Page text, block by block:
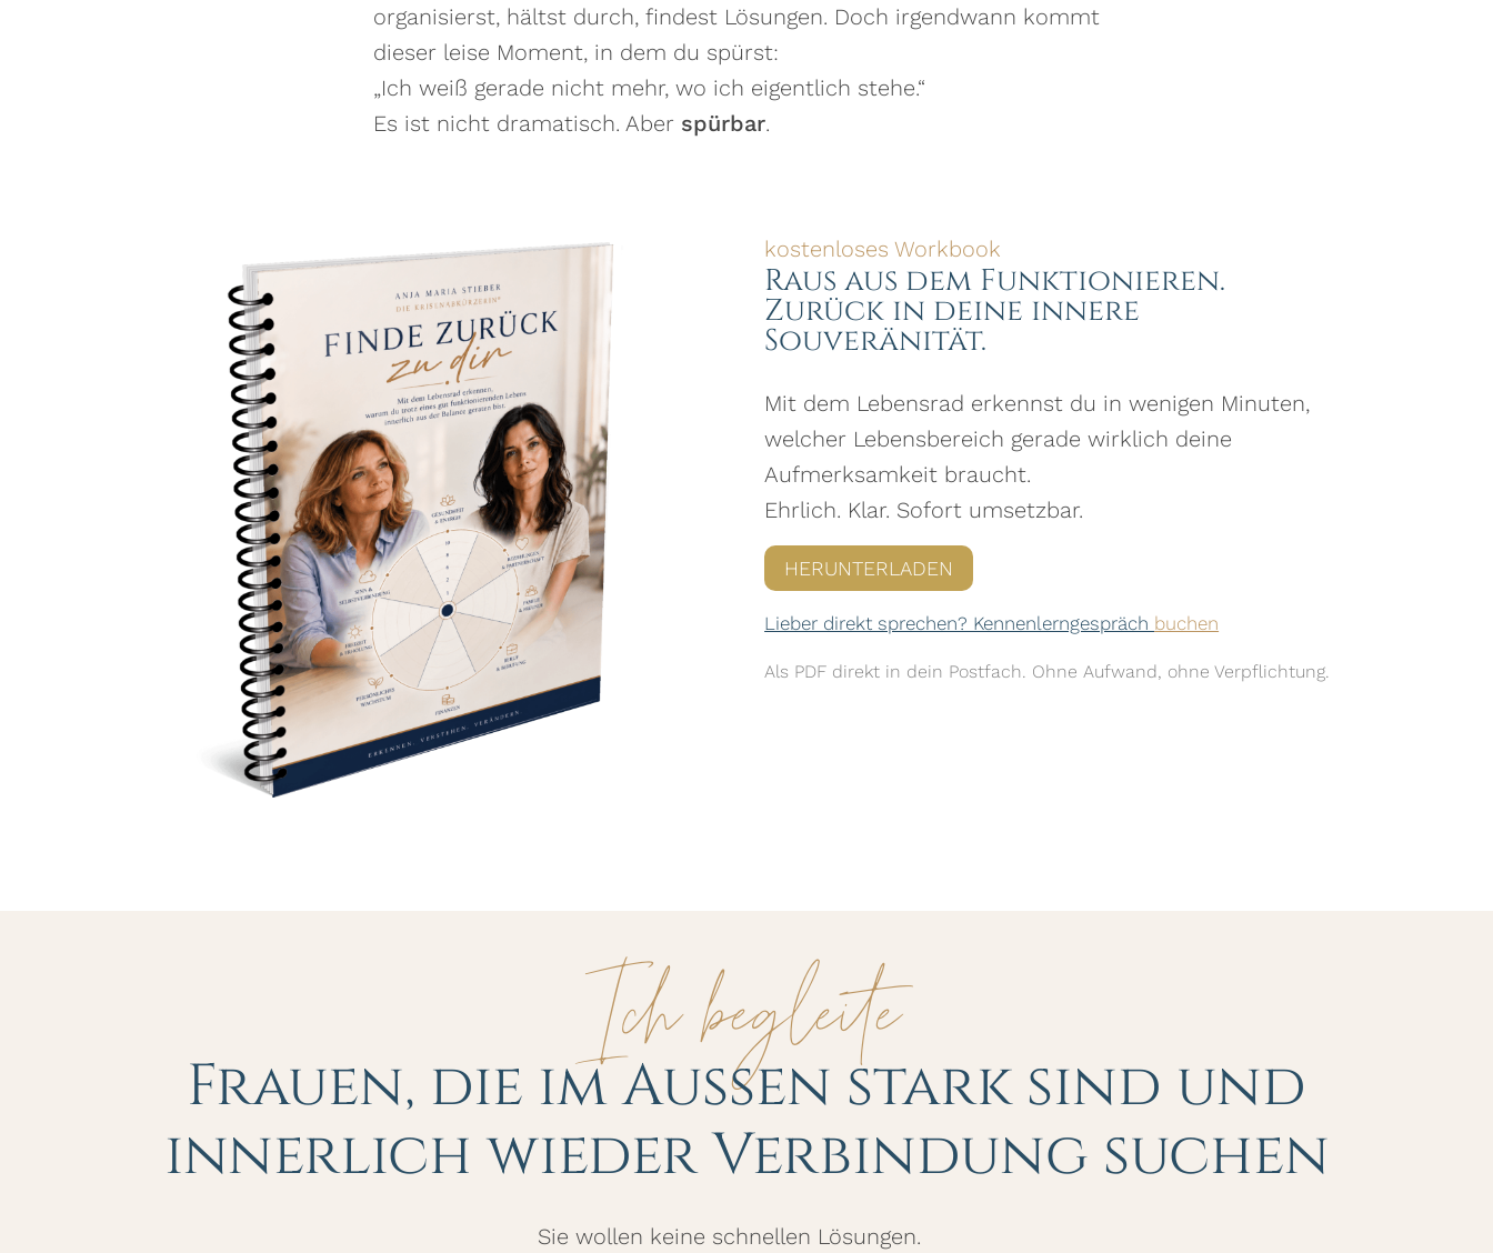
organisierst, hältst durch, findest Lösungen. Doch irgendwann kommt
dieser leise Moment, in dem du spürst:
„Ich weiß gerade nicht mehr, wo ich eigentlich stehe.“
Es ist nicht dramatisch. Aber spürbar.
kostenloses Workbook
Raus aus dem Funktionieren.
Zurück in deine innere
Souveränität.
Mit dem Lebensrad erkennst du in wenigen Minuten,
welcher Lebensbereich gerade wirklich deine
Aufmerksamkeit braucht.
Ehrlich. Klar. Sofort umsetzbar.
HERUNTERLADEN
Lieber direkt sprechen? Kennenlerngespräch buchen
Als PDF direkt in dein Postfach. Ohne Aufwand, ohne Verpflichtung.
Ich begleite
Frauen, die im Außen stark sind und
innerlich wieder Verbindung suchen
Sie wollen keine schnellen Lösungen.